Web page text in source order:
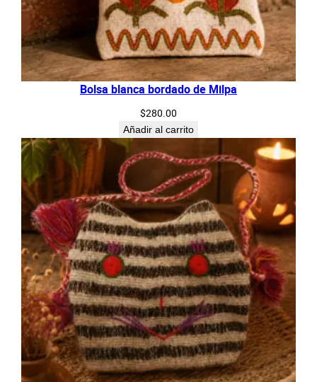
Bolsa blanca bordado de Milpa
$280.00
Añadir al carrito